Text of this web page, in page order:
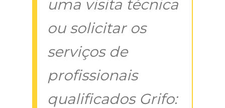
uma visita técnica
ou solicitar os
serviços de
profissionais
qualificados Grifo: